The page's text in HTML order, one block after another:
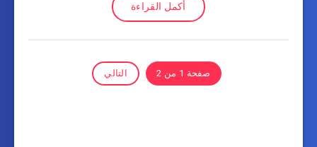
أكمل القراءة
صفحة 1 من 2 التالي